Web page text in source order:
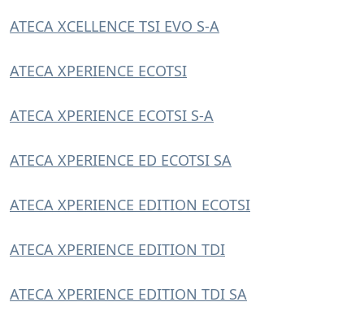
ATECA XCELLENCE TSI EVO S-A
ATECA XPERIENCE ECOTSI
ATECA XPERIENCE ECOTSI S-A
ATECA XPERIENCE ED ECOTSI SA
ATECA XPERIENCE EDITION ECOTSI
ATECA XPERIENCE EDITION TDI
ATECA XPERIENCE EDITION TDI SA